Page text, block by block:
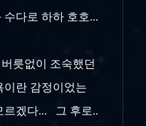
다로 하하 호호...
릇없이 조숙했던
이란 감정이었는
르겠다... 그 후로..